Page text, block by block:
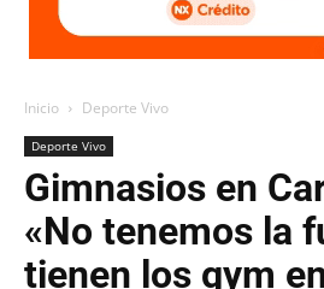
Inicio Deporte Vivo
Deporte Vivo
Gimnasios en
«No tenemos la
tienen los gym